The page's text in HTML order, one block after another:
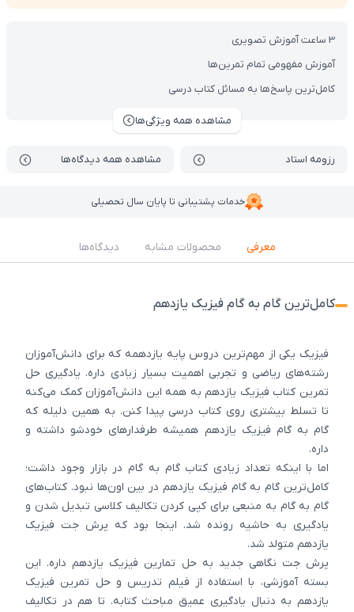
3 ساعت آموزش تصویری
آموزش مفهومی تمام تمرین‌ها
کامل‌ترین پاسخ‌ها به مسائل کتاب درسی
مشاهده همه ویژگی‌ها
رزومه استاد مشاهده همه دیدگاه‌ها
خدمات پشتیبانی تا پایان سال تحصیلی
معرفی محصولات مشابه دیدگاه‌ها
کامل‌ترین گام به گام فیزیک یازدهم
فیزیک یکی از مهم‌ترین دروس پایه یازدهمه که برای دانش‌آموزان
رشته‌های ریاضی و تجربی اهمیت بسیار زیادی داره. یادگیری حل
تمرین کتاب فیزیک یازدهم به همه این دانش‌آموزان کمک می‌کنه
تا تسلط بیشتری روی کتاب درسی پیدا کنن. به همین دلیله که
گام به گام فیزیک یازدهم همیشه طرفدارهای خودشو داشته و
داره.
اما با اینکه تعداد زیادی کتاب گام به گام در بازار وجود داشت؛
کامل‌ترین گام به گام فیزیک یازدهم در بین اون‌ها نبود. کتاب‌های
گام به گام به منبعی برای کپی کردن تکالیف کلاسی تبدیل شدن و
یادگیری به حاشیه رونده شد. اینجا بود که پرش جت فیزیک
یازدهم متولد شد.
پرش جت نگاهی جدید به حل تمارین فیزیک یازدهم داره. این
بسته آموزشی، با استفاده از فیلم تدریس و حل تمرین فیزیک
یازدهم به دنبال یادگیری عمیق مباحث کتابه. تا هم در تکالیف